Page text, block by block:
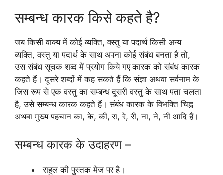
सम्बन्ध कारक किसे कहते है?
जब किसी वाक्य में कोई व्यक्ति, वस्तु या पदार्थ किसी अन्य
व्यक्ति, वस्तु या पदार्थ के साथ अपना कोई संबंध बनता है तो,
उस संबंध सूचक शब्द में प्रयोग किये गए कारक को संबंध कारक
कहते हैं। दूसरे शब्दों में कह सकते हैं कि संज्ञा अथवा सर्वनाम के
जिस रूप से एक वस्तु का सम्बन्ध दूसरी वस्तु के साथ पता चलता
है, उसे सम्बन्ध कारक कहते हैं। संबंध कारक के विभक्ति चिह्न
अथवा मुख्य पहचान का, के, की, रा, रे, री, ना, ने, नी आदि हैं।
सम्बन्ध कारक के उदाहरण –
राहुल की पुस्तक मेज पर है।